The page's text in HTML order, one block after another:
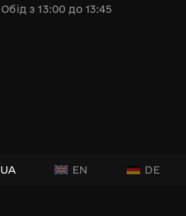
Обід з 13:00 до 13:45
UA EN DE